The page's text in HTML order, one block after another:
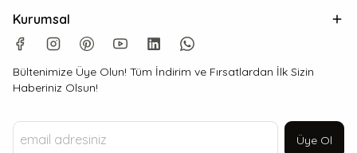
Kurumsal
Bültenimize Üye Olun! Tüm İndirim ve Fırsatlardan İlk Sizin
Haberiniz Olsun!
Üye Ol